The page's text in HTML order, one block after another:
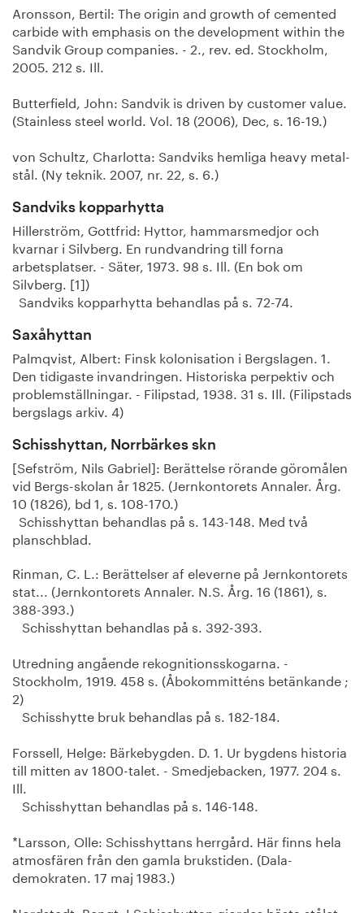
Aronsson, Bertil: The origin and growth of cemented
carbide with emphasis on the development within the
Sandvik Group companies. - 2., rev. ed. Stockholm,
2005. 212 s. Ill.
Butterfield, John: Sandvik is driven by customer value.
(Stainless steel world. Vol. 18 (2006), Dec, s. 16-19.)
von Schultz, Charlotta: Sandviks hemliga heavy metal-
stål. (Ny teknik. 2007, nr. 22, s. 6.)
Sandviks kopparhytta
Hillerström, Gottfrid: Hyttor, hammarsmedjor och
kvarnar i Silvberg. En rundvandring till forna
arbetsplatser. - Säter, 1973. 98 s. Ill. (En bok om
Silvberg. [1])
Sandviks kopparhytta behandlas på s. 72-74.
Saxåhyttan
Palmqvist, Albert: Finsk kolonisation i Bergslagen. 1.
Den tidigaste invandringen. Historiska perpektiv och
problemställningar. - Filipstad, 1938. 31 s. Ill. (Filipstads
bergslags arkiv. 4)
Schisshyttan, Norrbärkes skn
[Sefström, Nils Gabriel]: Berättelse rörande göromålen
vid Bergs-skolan år 1825. (Jernkontorets Annaler. Årg.
10 (1826), bd 1, s. 108-170.)
Schisshyttan behandlas på s. 143-148. Med två
planschblad.
Rinman, C. L.: Berättelser af eleverne på Jernkontorets
stat... (Jernkontorets Annaler. N.S. Årg. 16 (1861), s.
388-393.)
Schisshyttan behandlas på s. 392-393.
Utredning angående rekognitionsskogarna. -
Stockholm, 1919. 458 s. (Åbokommitténs betänkande ;
2)
Schisshytte bruk behandlas på s. 182-184.
Forssell, Helge: Bärkebygden. D. 1. Ur bygdens historia
till mitten av 1800-talet. - Smedjebacken, 1977. 204 s.
Ill.
Schisshyttan behandlas på s. 146-148.
*Larsson, Olle: Schisshyttans herrgård. Här finns hela
atmosfären från den gamla brukstiden. (Dala-
demokraten. 17 maj 1983.)